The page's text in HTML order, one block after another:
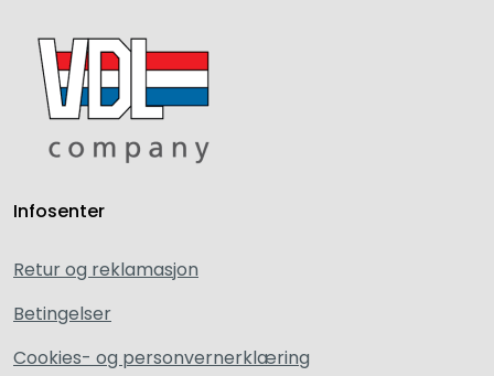
Infosenter
Retur og reklamasjon
Betingelser
Cookies- og personvernerklæring